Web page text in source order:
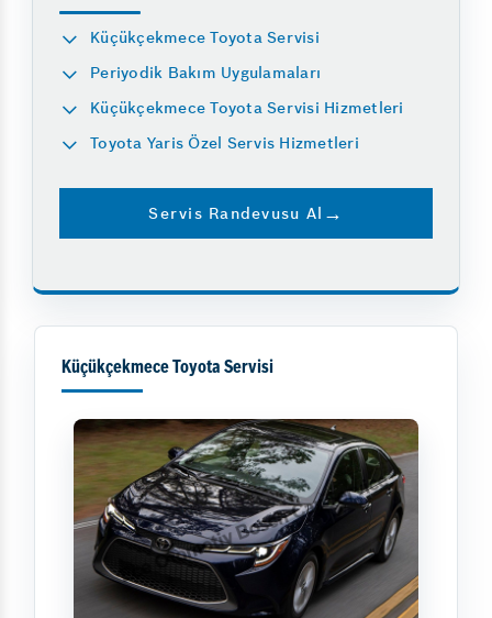
Küçükçekmece Toyota Servisi
Periyodik Bakım Uygulamaları
Küçükçekmece Toyota Servisi Hizmetleri
Toyota Yaris Özel Servis Hizmetleri
Servis Randevusu Al
Küçükçekmece Toyota Servisi